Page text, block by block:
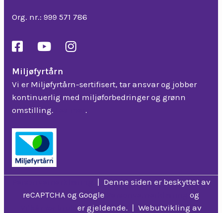
Org. nr.: 999 571 786
Miljøfyrtårn
Vi er Miljøfyrtårn-sertifisert, tar ansvar og jobber
kontinuerlig med miljøforbedringer og grønn
omstilling.
.
| Denne siden er beskyttet av
reCAPTCHA og Google
og
er gjeldende. | Webutvikling av